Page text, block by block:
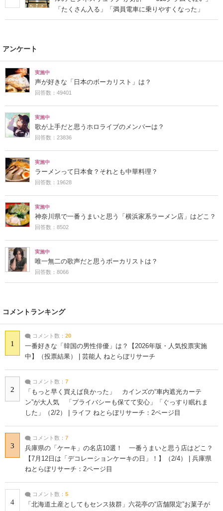
「たくさん入る」「満員電車に乗りやすくなった」
アンケート
実施中
声が好きな「日本のボーカリスト」は？
回答数：49401
実施中
歌が上手だと思うホロライブのメンバーは？
回答数：23836
実施中
ラーメンって日本食？それとも中華料理？
回答数：19628
実施中
神奈川県で一番うまいと思う「横浜家系ラーメン店」はどこ？
回答数：8502
実施中
唯一無二の歌声だと思うボーカリストは？
回答数：8066
コメントランキング
1
コメント数： 20
一番好きな「韓国の男性俳優」は？【2026年版・人気投票実施
中】（投票結果） | 芸能人 ねとらぼリサーチ
2
コメント数： 7
「もっと早く買えば良かった」 カインズの“車内遮光カーテ
ン”が大人気 「プライバシーも保てて安心」「ぐっすり眠れま
した」（2/2） | ライフ ねとらぼリサーチ：2ページ目
3
コメント数： 7
兵庫県の「ケーキ」の名店10選！ 一番うまいと思う店はどこ？
【7月12日は「デコレーションケーキの日」！】（2/4） | 兵庫県
ねとらぼリサーチ：2ページ目
4
コメント数： 5
「北海道土産としてもセンス抜群」六花亭の“店舗限定”お菓子が